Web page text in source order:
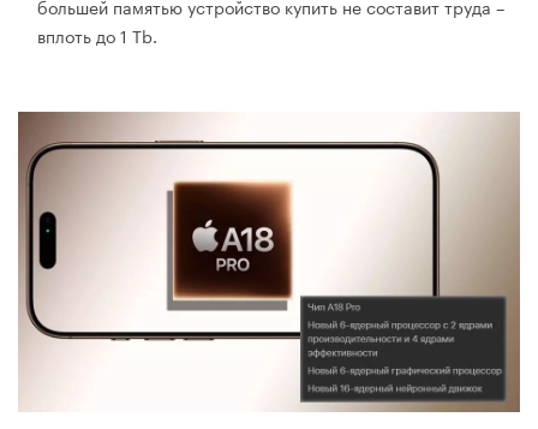
большей памятью устройство купить не составит труда –
вплоть до 1 Tb.